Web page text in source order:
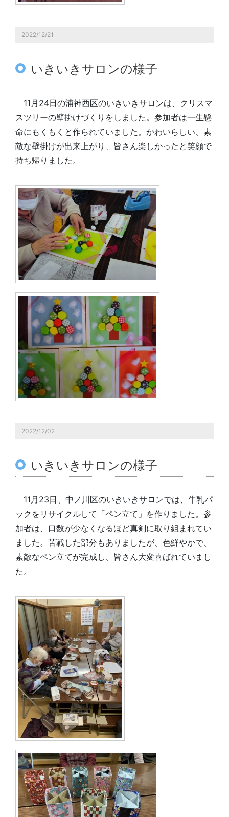
2022/12/21
いきいきサロンの様子
11月24日の浦神西区のいきいきサロンは、クリスマ
スツリーの壁掛けづくりをしました。参加者は一生懸
命にもくもくと作られていました。かわいらしい、素
敵な壁掛けが出来上がり、皆さん楽しかったと笑顔で
持ち帰りました。
2022/12/02
いきいきサロンの様子
11月23日、中ノ川区のいきいきサロンでは、牛乳パ
ックをリサイクルして「ペン立て」を作りました。参
加者は、口数が少なくなるほど真剣に取り組まれてい
ました。苦戦した部分もありましたが、色鮮やかで、
素敵なペン立てが完成し、皆さん大変喜ばれていまし
た。